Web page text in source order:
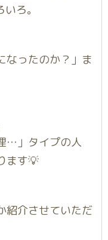
ろ。
なったのか？」ま
…」タイプの人
ます💡
紹介させていただ